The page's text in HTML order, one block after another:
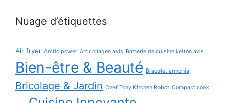
Nuage d’étiquettes
Air fryer Arctic power Articollagen avis Batterie de cuisine kelton avis
Bien-être & Beauté Bracelet armonia
Bricolage & Jardin Chef Tony Kitchen Robot Compact cook